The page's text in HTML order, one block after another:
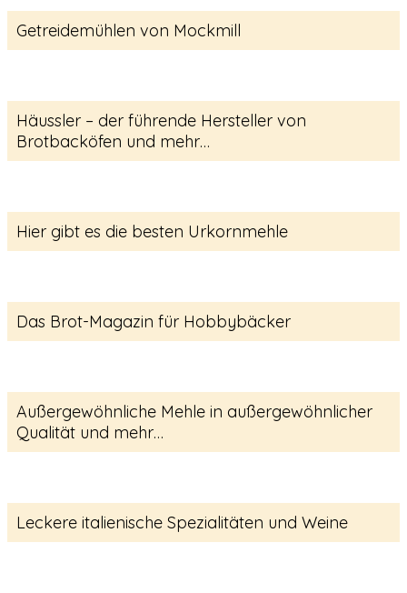
Getreidemühlen von Mockmill
Häussler – der führende Hersteller von
Brotbacköfen und mehr…
Hier gibt es die besten Urkornmehle
Das Brot-Magazin für Hobbybäcker
Außergewöhnliche Mehle in außergewöhnlicher
Qualität und mehr…
Leckere italienische Spezialitäten und Weine